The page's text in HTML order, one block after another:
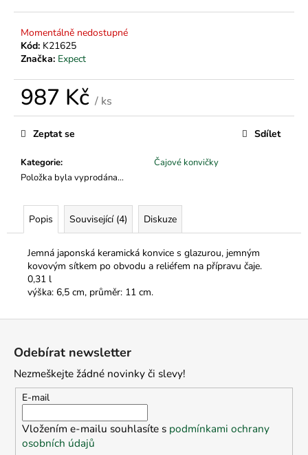
Momentálně nedostupné
Kód: K21625
Značka: Expect
987 Kč / ks
Měrná
cena:
Kategorie:
Čajové konvičky
Položka byla vyprodána…
Zeptat se Sdílet
Popis Související (4) Diskuze
Jemná japonská keramická konvice s glazurou, jemným
kovovým sítkem po obvodu a reliéfem na přípravu čaje.
0,31 l
výška: 6,5 cm, průměr: 11 cm.
o
u
č
u
m
Odebírat newsletter
Nezmeškejte žádné novinky či slevy!
E-mail
Vložením e-mailu souhlasíte s podmínkami ochrany
osobních údajů